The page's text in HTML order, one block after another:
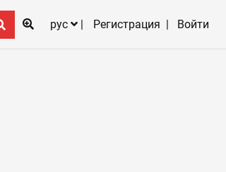
рус
Регистрация Войти